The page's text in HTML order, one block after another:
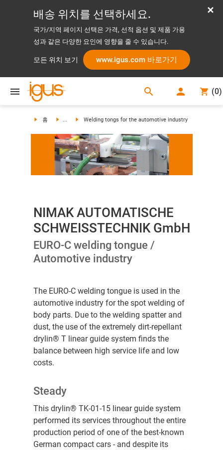
배송 위치를 선택하세요.
국가/지역 페이지 선택은 가격, 선적 옵션 및 제품 가용
성과 같은 다양한 요인에 영향을 줄 수 있습니다.
모든 위치 보기 www.igus.com 바로가기
search (0)
홈 ... Welding tongs for the automotive industry
NIMAK AUTOMATISCHE
SCHWEISSTECHNIK GmbH
EURO-C welding tongue /
Automotive industry
The EURO-C welding tongue is used in the
automotive industry for the spot welding of
body parts. Due to the welding spatter and
dust, the use of the extremely dirt-repellant
drylin® T linear guide system finds the
balance between high service life and low
costs.
Steady
This drylin® TK-01-15 linear guide system
performed its services throughout the entire
production period of one of the best-known
German compact cars - and despite its